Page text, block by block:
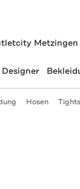
Metzingen
Designer
Hosen Tights